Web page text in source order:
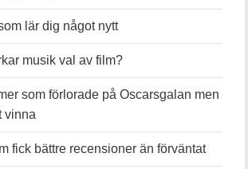
lär dig något nytt
musik val av film?
som förlorade på Oscarsgalan men
vinna
fick bättre recensioner än förväntat